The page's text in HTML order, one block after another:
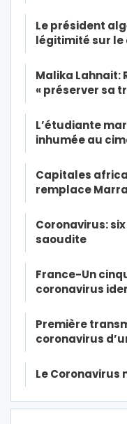
Le président
légitimité sur le
Malika Lahnait:
« préserver sa
L’étudiante
inhumée au
Capitales
remplace
Coronavirus:
saoudite
France-Un
coronavirus
Première
coronavirus
Le Coronavirus